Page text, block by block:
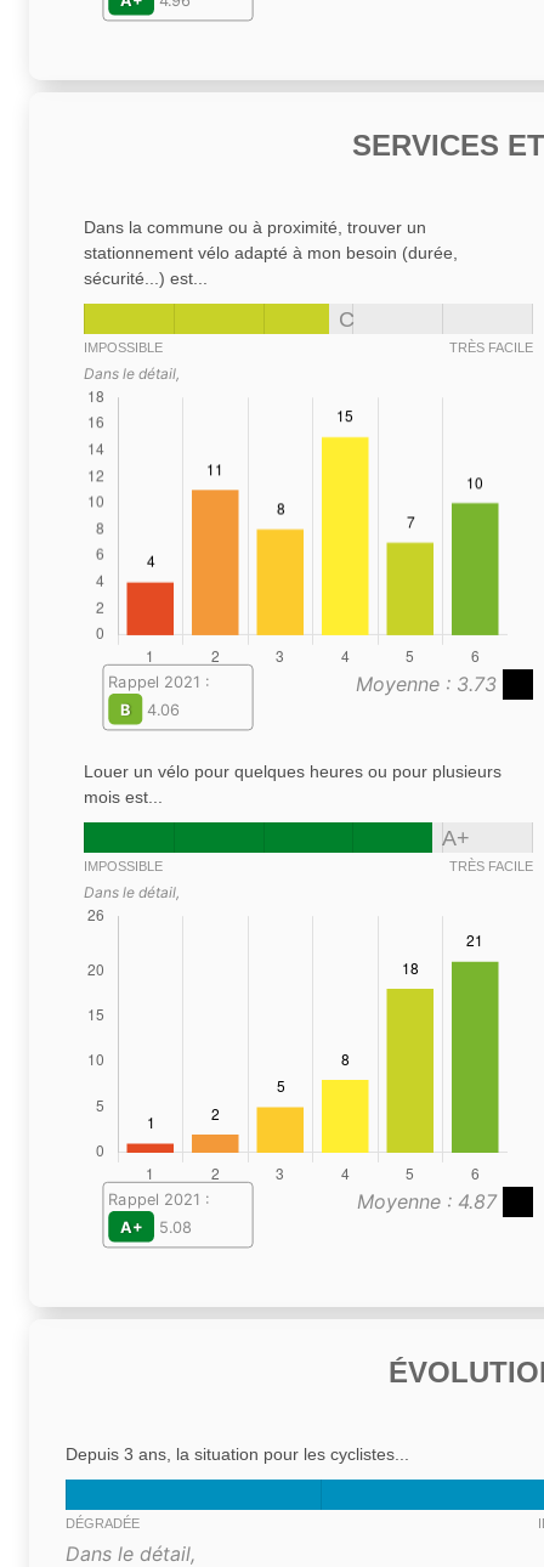
SERVICES
Dans la commune ou à proximité, trouver un
stationnement vélo adapté à mon besoin (durée,
sécurité...) est...
C
IMPOSSIBLE TRÈS FACILE
Dans le détail,
Moyenne : 3.73
Rappel 2021 :
B
4.06
Louer un vélo pour quelques heures ou pour plusieurs
mois est...
A+
IMPOSSIBLE TRÈS FACILE
Dans le détail,
Moyenne : 4.87
Rappel 2021 :
A+
5.08
Depuis 3 ans, la situation pour les cyclistes...
DÉGRADÉE
Dans le détail,